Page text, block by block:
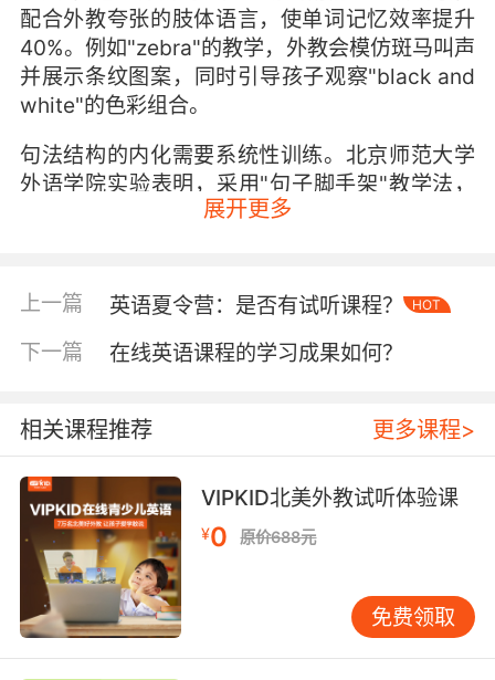
配合外教夸张的肢体语言，使单词记忆效率提升
40%。例如"zebra"的教学，外教会模仿斑马叫声
并展示条纹图案，同时引导孩子观察"black and
white"的色彩组合。
句法结构的内化需要系统性训练。北京师范大学
外语学院实验表明，采用"句子脚手架"教学法，
将长难句拆解为3-5个模块进行拼装练习，能使
寻找主谓宾成分、识别连接词等方式破解句子密
思维工具。
阅读是双向对话的过程。哈佛大学教育研究院提
出"三级提问法"：基础层询问"what"事实信息，
进阶层探究"how"逻辑关系，启迪层讨论"why"价
值判断。VIPKID外教在《Brown Bear》绘本教学
中，先引导孩子指认动物颜色（事实层），再追
问"Why does the bird sing?"（逻辑层），最后
延伸讨论"What can we learn from the
animals?"（价值层）。数据显示，经过系统提问
训练的儿童，阅读细节捕捉能力提升52%。
展开更多
上一篇 英语夏令营：是否有试听课程？ HOT
下一篇 在线英语课程的学习成果如何？
相关课程推荐 更多课程>
VIPKID北美外教试听体验课
¥0 原价688元
免费领取